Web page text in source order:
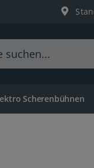
Scherenbühnen